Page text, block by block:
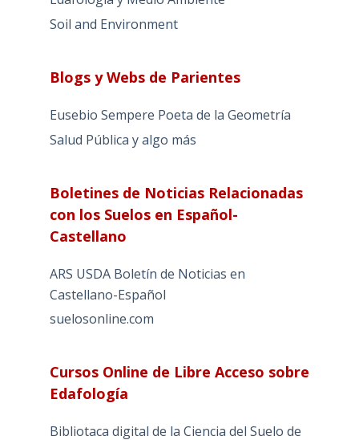
Soil and Environment
Blogs y Webs de Parientes
Eusebio Sempere Poeta de la Geometría
Salud Pública y algo más
Boletines de Noticias Relacionadas
con los Suelos en Español-
Castellano
ARS USDA Boletín de Noticias en
Castellano-Español
suelosonline.com
Cursos Online de Libre Acceso sobre
Edafología
Bibliotaca digital de la Ciencia del Suelo de